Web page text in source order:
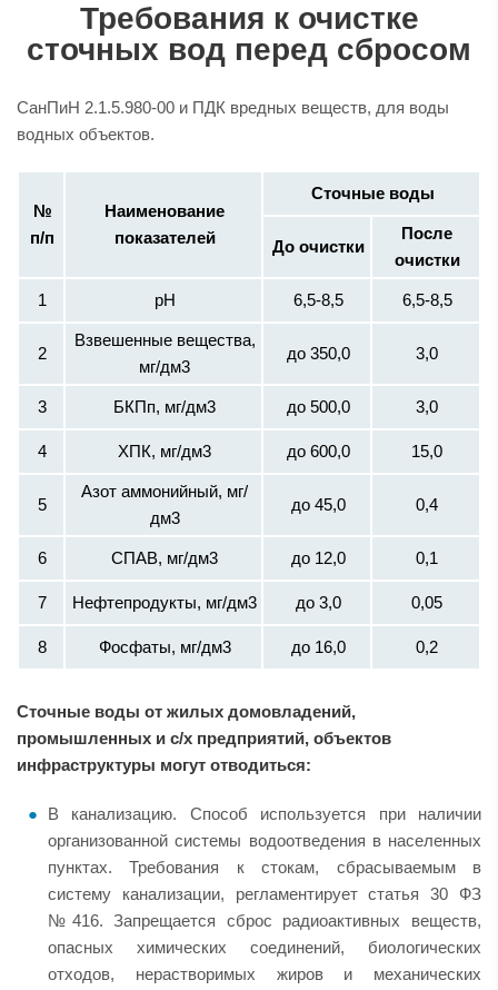
Требования к очистке
сточных вод перед сбросом
СанПиН 2.1.5.980-00 и ПДК вредных веществ, для воды
водных объектов.
№
п/п
Наименование
показателей
Сточные воды
До очистки
После
очистки
1 pH 6,5-8,5 6,5-8,5
2
Взвешенные вещества,
мг/дм3
до 350,0 3,0
3 БКПп, мг/дм3 до 500,0 3,0
4 ХПК, мг/дм3 до 600,0 15,0
5
Азот аммонийный, мг/
дм3
до 45,0 0,4
6 СПАВ, мг/дм3 до 12,0 0,1
7 Нефтепродукты, мг/дм3 до 3,0 0,05
8 Фосфаты, мг/дм3 до 16,0 0,2
Сточные воды от жилых домовладений,
промышленных и с/х предприятий, объектов
инфраструктуры могут отводиться:
В канализацию. Способ используется при наличии
организованной системы водоотведения в населенных
пунктах. Требования к стокам, сбрасываемым в
систему канализации, регламентирует статья 30 ФЗ
№416. Запрещается сброс радиоактивных веществ,
опасных химических соединений, биологических
отходов, нерастворимых жиров и механических